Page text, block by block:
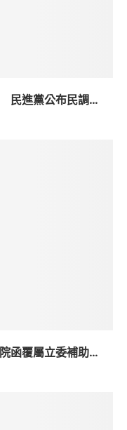
民進黨公布民調...
函覆屬立委補助...